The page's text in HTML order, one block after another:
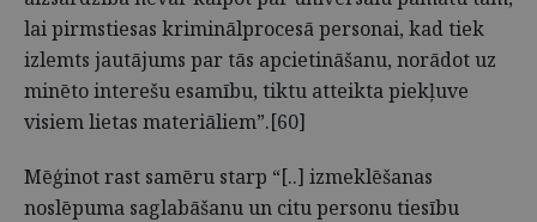
lai pirmstiesas kriminālprocesā personai, kad tiek
izlemts jautājums par tās apcietināšanu, norādot uz
minēto interešu esamību, tiktu atteikta piekļuve
visiem lietas materiāliem”.[60]
Mēģinot rast samēru starp “[..] izmeklēšanas
noslēpuma saglabāšanu un citu personu tiesību